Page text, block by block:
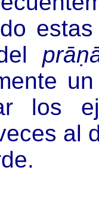
los
al